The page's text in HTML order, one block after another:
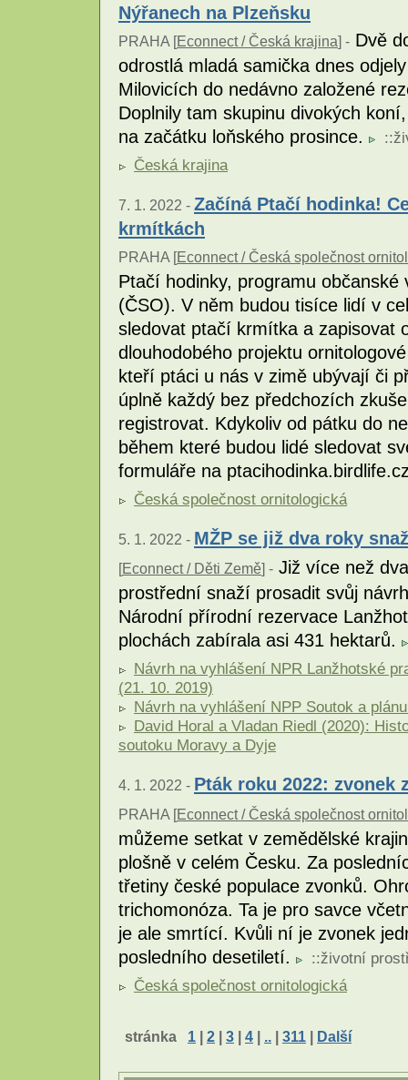
Nýřanech na Plzeňsku
PRAHA [Econnect / Česká krajina] - Dvě
odrostlá mladá samička dnes
Milovicích do nedávno založené
Doplnily tam skupinu divokých
na začátku loňského prosince.
::
Česká krajina
7. 1. 2022 - Začíná Ptačí hodinka!
krmítkách
PRAHA [Econnect / Česká společnost
Ptačí hodinky, programu
(ČSO). V něm budou tisíce lidí v
sledovat ptačí krmítka a zapisovat
dlouhodobého projektu
kteří ptáci u nás v zimě ubývají či
úplně každý bez předchozích
registrovat. Kdykoliv od pátku do
během které budou lidé sledovat
formuláře na
Česká společnost ornitologická
5. 1. 2022 - MŽP se již dva roky
[Econnect / Děti Země] - Již více než
prostřední snaží prosadit svůj
Národní přírodní rezervace
plochách zabírala asi 431 hektarů.
Návrh na vyhlášení NPR Lanžhotské
(21. 10. 2019)
Návrh na vyhlášení NPP Soutok a
David Horal a Vladan Riedl (2020):
soutoku Moravy a Dyje
4. 1. 2022 - Pták roku 2022: zvonek
PRAHA [Econnect / Česká společnost
můžeme setkat v zemědělské
plošně v celém Česku. Za
třetiny české populace zvonků.
trichomonóza. Ta je pro savce
je ale smrtící. Kvůli ní je zvonek
posledního desetiletí.
::životní
Česká společnost ornitologická
stránka 1 | 2 | 3 | 4 | .. | 311 | Další